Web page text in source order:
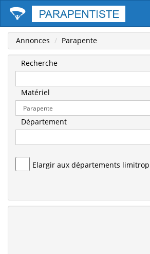
Annonces Parapente
Recherche
Matériel
Département
Elargir aux départements